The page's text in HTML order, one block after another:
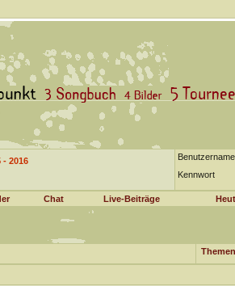
2016
Benutzername
Kennwort
Chat Live-Beiträge